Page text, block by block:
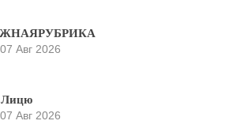
07 Авг 2026
Лицю
07 Авг 2026